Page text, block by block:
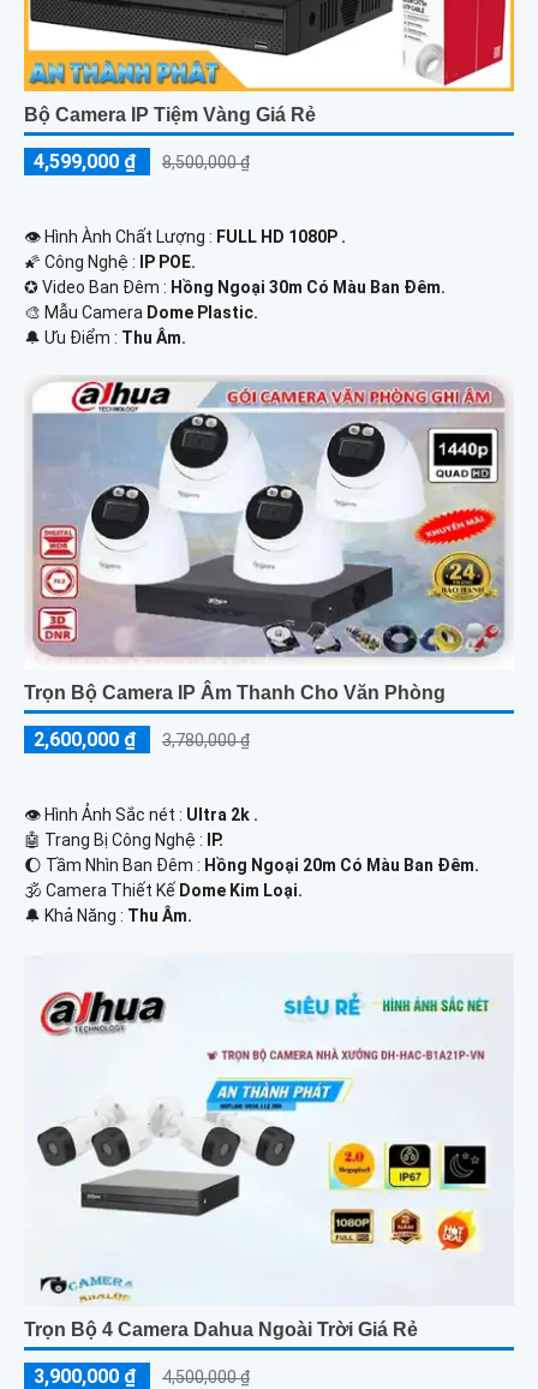
Bộ Camera IP Tiệm Vàng Giá Rẻ
4,599,000 ₫ 8,500,000 ₫
👁 Hình Ành Chất Lượng : FULL HD 1080P .
🌠 Công Nghệ :
IP POE.
✪ Video Ban Đêm : Hồng Ngoại 30m Có Màu Ban Ðêm.
🎨 Mẫu Camera Dome Plastic.
️🔔 Ưu Điểm : Thu Âm.
Trọn Bộ Camera IP Âm Thanh Cho Văn Phòng
2,600,000 ₫ 3,780,000 ₫
👁 Hình Ảnh Sắc nét : Ultra 2k .
🤖️ Trang Bị Công Nghệ :
IP.
🌔 Tầm Nhìn Ban Đêm : Hồng Ngoại 20m Có Màu Ban Đêm.
🕉️ Camera Thiết Kế Dome Kim Loại.
️🔔 Khả Năng : Thu Âm.
Trọn Bộ 4 Camera Dahua Ngoài Trời Giá Rẻ
3,900,000 ₫ 4,500,000 ₫